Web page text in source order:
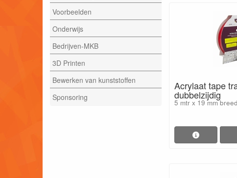
Voorbeelden
Onderwijs
Bedrijven-MKB
3D Printen
Bewerken van kunststoffen
Sponsoring
Acrylaat tape
dubbelzijdig
5 mtr x 19 mm